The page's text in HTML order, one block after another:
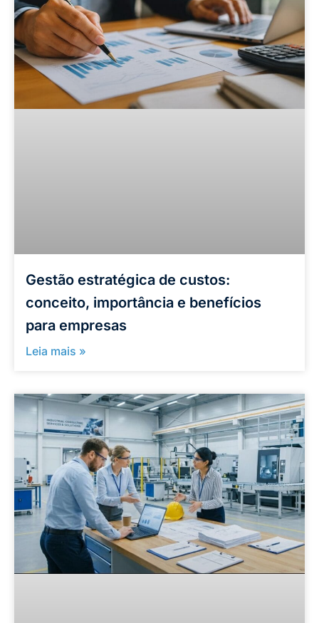
Gestão estratégica de custos:
conceito, importância e benefícios
para empresas
Leia mais »